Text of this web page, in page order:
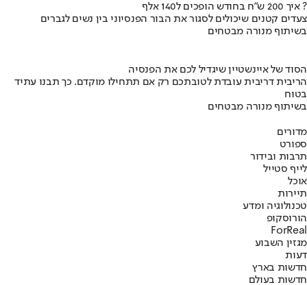
איך 200 ש"ח בחודש הופכים ל140 אלף ?
צעדים קטנים שיכולים לסגור את הבור הפנסיוני בין נשים לגברים
בשיתוף מנורה מבטחים
הסוד של איינשטיין שיגדיל לכם את הפנסיה
הריבית דריבית עובדת לטובתכם רק אם תתחילו מוקדם. כך תבנו עתיד
בטוח
בשיתוף מנורה מבטחים
מדורים
ספורט
תרבות ובידור
לייף סטייל
אוכל
תיירות
טכנולוגיה ומדע
הורוסקופ
ForReal
מגזין השבוע
דעות
חדשות בארץ
חדשות בעולם